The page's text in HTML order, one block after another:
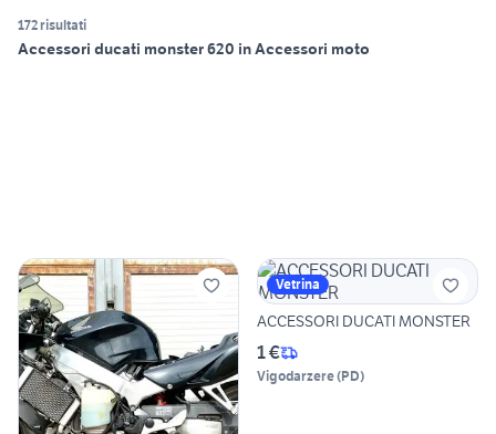
172 risultati
Accessori ducati monster 620 in Accessori moto
Vetrina
ACCESSORI DUCATI MONSTER
1 €
Vigodarzere(PD)